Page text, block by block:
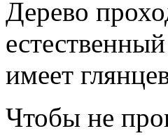
Дерево
имеет
Чтобы не